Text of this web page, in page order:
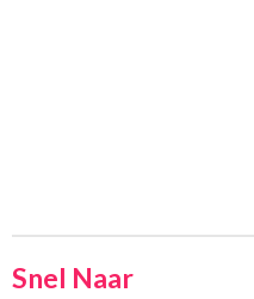
Snel Naar